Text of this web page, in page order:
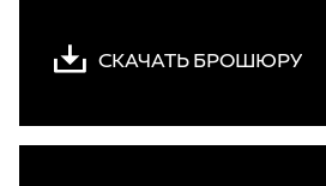
СКАЧАТЬ БРОШЮРУ